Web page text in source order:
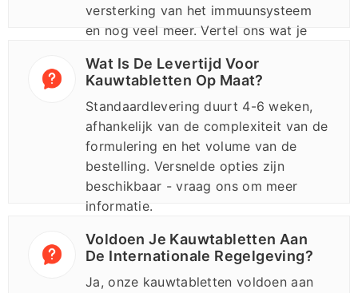
versterking van het immuunsysteem
en nog veel meer. Vertel ons wat je
Wat Is De Levertijd Voor
Kauwtabletten Op Maat?
Standaardlevering duurt 4-6 weken,
afhankelijk van de complexiteit van de
formulering en het volume van de
bestelling. Versnelde opties zijn
beschikbaar - vraag ons om meer
informatie.
Voldoen Je Kauwtabletten Aan
De Internationale Regelgeving?
Ja, onze kauwtabletten voldoen aan